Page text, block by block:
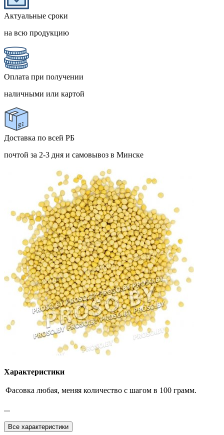
Актуальные сроки
на всю продукцию
Оплата при получении
наличными или картой
Доставка по всей РБ
почтой за 2-3 дня и самовывоз в Минске
Характеристики
Фасовка любая, меняя количество с шагом в 100 грамм.
...
Все характеристики